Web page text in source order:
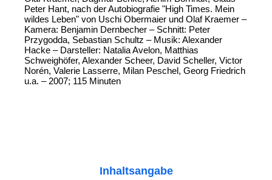
Peter Hant, nach der Autobiografie "High Times. Mein
wildes Leben" von Uschi Obermaier und Olaf Kraemer –
Kamera: Benjamin Dernbecher – Schnitt: Peter
Przygodda, Sebastian Schultz – Musik: Alexander
Hacke – Darsteller: Natalia Avelon, Matthias
Schweighöfer, Alexander Scheer, David Scheller, Victor
Norén, Valerie Lasserre, Milan Peschel, Georg Friedrich
u.a. – 2007; 115 Minuten
Inhaltsangabe